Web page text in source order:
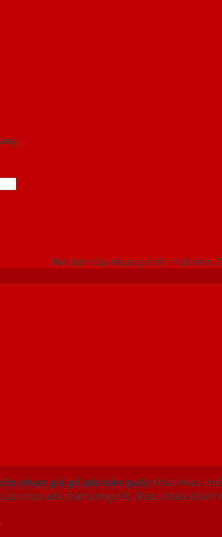
Nơi bán cửa nhựa giá tốt nhất năm
nhựa giả gỗ abs hàn quốckhác nhau,
nhựa abs chất lượng tốt, được nhiều